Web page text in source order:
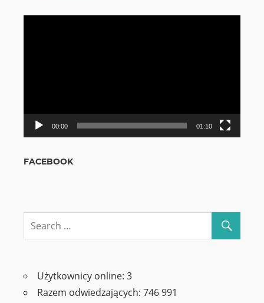
00:00 01:10
FACEBOOK
Użytkownicy online: 3
Razem odwiedzających: 746 991